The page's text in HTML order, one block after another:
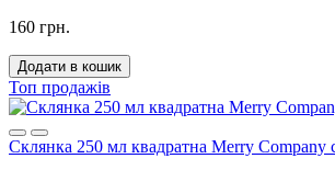
160 грн.
Додати в кошик
Топ продажів
Склянка 250 мл квадратна Merry Company